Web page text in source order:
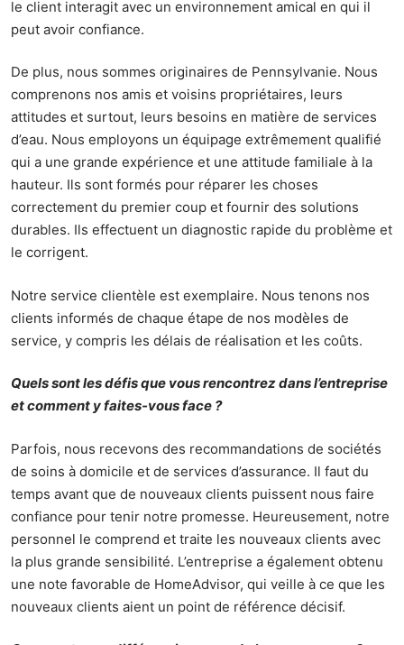
le client interagit avec un environnement amical en qui il
peut avoir confiance.
De plus, nous sommes originaires de Pennsylvanie. Nous
comprenons nos amis et voisins propriétaires, leurs
attitudes et surtout, leurs besoins en matière de services
d’eau. Nous employons un équipage extrêmement qualifié
qui a une grande expérience et une attitude familiale à la
hauteur. Ils sont formés pour réparer les choses
correctement du premier coup et fournir des solutions
durables. Ils effectuent un diagnostic rapide du problème et
le corrigent.
Notre service clientèle est exemplaire. Nous tenons nos
clients informés de chaque étape de nos modèles de
service, y compris les délais de réalisation et les coûts.
Quels sont les défis que vous rencontrez dans l’entreprise
et comment y faites-vous face ?
Parfois, nous recevons des recommandations de sociétés
de soins à domicile et de services d’assurance. Il faut du
temps avant que de nouveaux clients puissent nous faire
confiance pour tenir notre promesse. Heureusement, notre
personnel le comprend et traite les nouveaux clients avec
la plus grande sensibilité. L’entreprise a également obtenu
une note favorable de HomeAdvisor, qui veille à ce que les
nouveaux clients aient un point de référence décisif.